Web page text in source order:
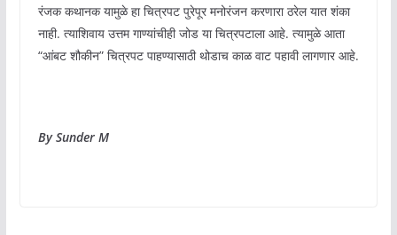
रंजक कथानक यामुळे हा चित्रपट पुरेपूर मनोरंजन करणारा ठरेल यात शंका
नाही. त्याशिवाय उत्तम गाण्यांचीही जोड या चित्रपटाला आहे. त्यामुळे आता
“आंबट शौकीन” चित्रपट पाहण्यासाठी थोडाच काळ वाट पहावी लागणार आहे.
By Sunder M